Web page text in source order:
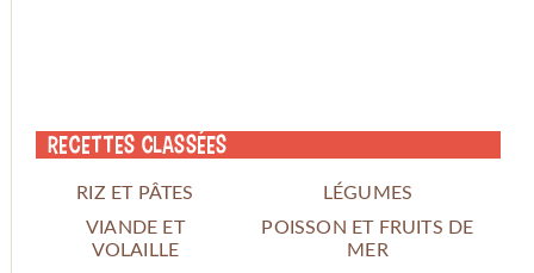
Recettes classées
RIZ ET PÂTES
LÉGUMES
VIANDE ET
VOLAILLE
POISSON ET FRUITS DE
MER